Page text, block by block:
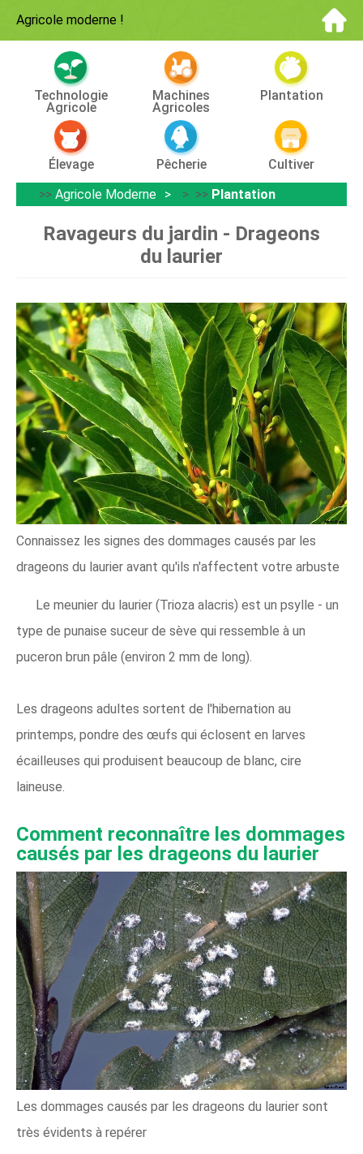
Agricole moderne !
Technologie
Agricole
Machines
Agricoles
Plantation
Élevage Pêcherie
Cultiver
>> Agricole Moderne > >> Plantation
Ravageurs du jardin - Drageons
du laurier
Connaissez les signes des dommages causés par les
drageons du laurier avant qu'ils n'affectent votre arbuste
Le meunier du laurier (Trioza alacris) est un psylle - un
type de punaise suceur de sève qui ressemble à un
puceron brun pâle (environ 2 mm de long).
Les drageons adultes sortent de l'hibernation au
printemps, pondre des œufs qui éclosent en larves
écailleuses qui produisent beaucoup de blanc, cire
laineuse.
Comment reconnaître les dommages
causés par les drageons du laurier
Les dommages causés par les drageons du laurier sont
très évidents à repérer